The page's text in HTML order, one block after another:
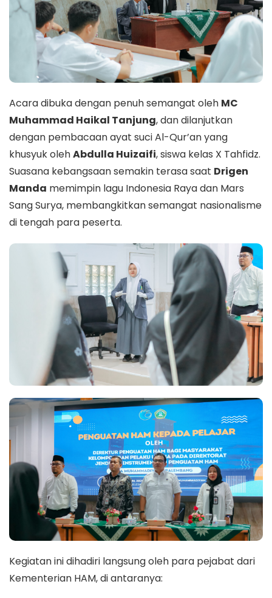
Acara dibuka dengan penuh semangat oleh MC
Muhammad Haikal Tanjung, dan dilanjutkan
dengan pembacaan ayat suci Al-Qur’an yang
khusyuk olehAbdulla Huizaifi, siswa kelas X Tahfidz.
Suasana kebangsaan semakin terasa saat Drigen
Manda memimpin lagu Indonesia Raya dan Mars
Sang Surya, membangkitkan semangat nasionalisme
di tengah para peserta.
Kegiatan ini dihadiri langsung oleh para pejabat dari
Kementerian HAM, di antaranya: